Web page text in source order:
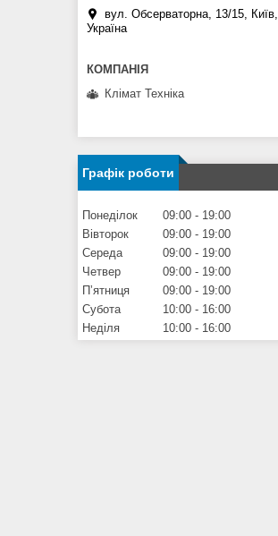
вул. Обсерваторна, 13/15, Київ,
Україна
Клімат Техніка
Графік роботи
Понеділок 09:00
19:00
Вівторок
09:00
19:00
Середа
09:00
19:00
Четвер
09:00
19:00
Пʼятниця
09:00
19:00
Субота
10:00
16:00
Неділя
10:00 16:00